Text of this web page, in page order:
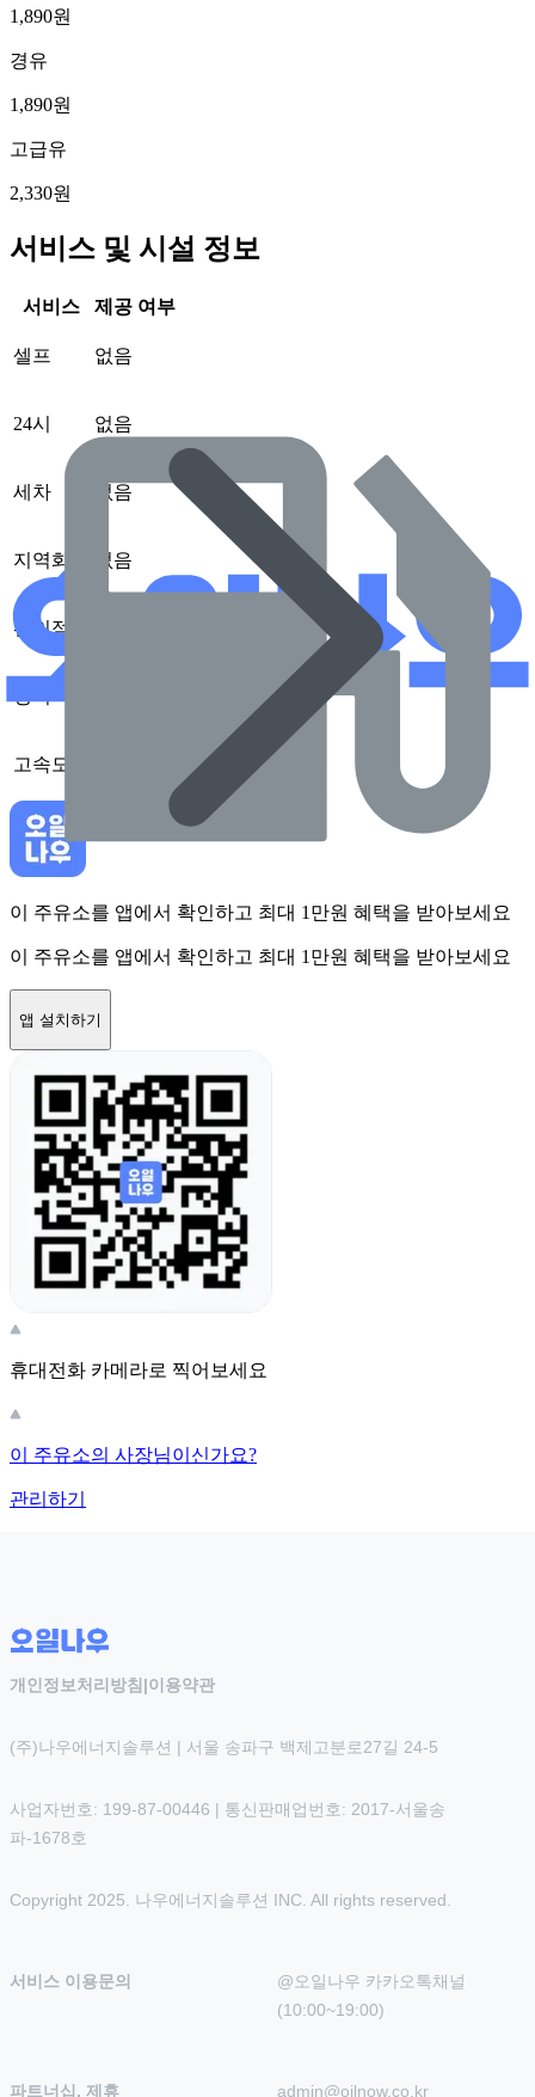
1,890원
경유
1,890원
고급유
2,330원
서비스 및 시설 정보
서비스 제공 여부
셀프 없음
24시 없음
세차 없음
지역화폐 없음
편의점
고속도로
이 주유소를 앱에서 확인하고 최대 1만원 혜택을 받아보세요
이 주유소를 앱에서 확인하고 최대 1만원 혜택을 받아보세요
앱 설치하기
휴대전화 카메라로 찍어보세요
이 주유소의 사장님이신가요?
관리하기
개인정보처리방침 |이용약관
(주)나우에너지솔루션 | 서울 송파구 백제고분로27길 24-5
사업자번호: 199-87-00446 | 통신판매업번호: 2017-서울송
파-1678호
Copyright 2025. 나우에너지솔루션 INC. All rights reserved.
서비스 이용문의
@오일나우 카카오톡채널
(10:00~19:00)
파트너십, 제휴 admin@oilnow.co.kr